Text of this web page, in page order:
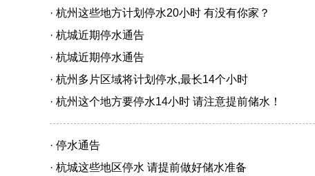
· 杭州这些地方计划停水20小时 有没有你家？
· 杭城近期停水通告
· 杭城近期停水通告
· 杭州多片区域将计划停水,最长14个小时
· 杭州这个地方要停水14小时 请注意提前储水！
· 停水通告
· 杭城这些地区停水 请提前做好储水准备